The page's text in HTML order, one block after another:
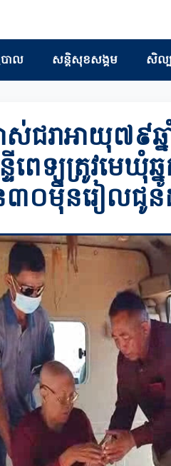
បាល សន្តិសុខសង្គម សិល្ប
ាអាយុ៧៩ឆ្នាំ
ពេទ្យត្រូវមេ
លួន៣០ម៉ឺនរៀ